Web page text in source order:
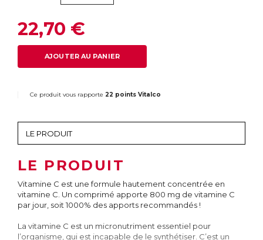
22,70 €
AJOUTER AU PANIER
Ce produit vous rapporte 22 points Vitalco
LE PRODUIT
Vitamine C est une formule hautement concentrée en
vitamine C. Un comprimé apporte 800 mg de vitamine C
par jour, soit 1000% des apports recommandés !
La vitamine C est un micronutriment essentiel pour
l’organisme, qui est incapable de le synthétiser. C’est un